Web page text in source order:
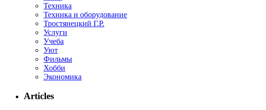
Техника
Техника и оборудование
Тростянецкий Г.Р.
Услуги
Учеба
Уют
Фильмы
Хобби
Экономика
Articles